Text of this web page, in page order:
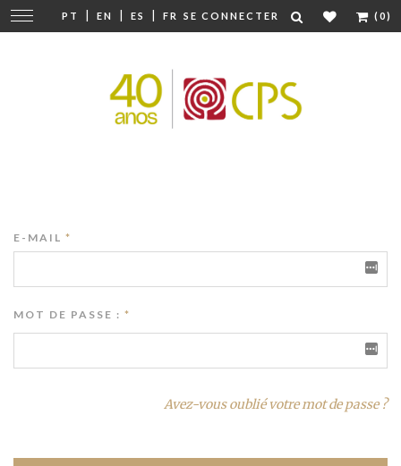
PT | EN | ES | FR SE CONNECTER (0)
Modifier
la
E-MAIL *
MOT DE PASSE : *
Avez-vous oublié votre mot de passe ?